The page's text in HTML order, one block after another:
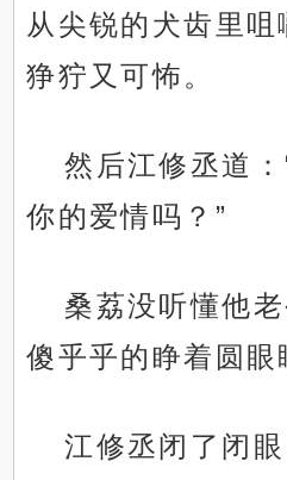
从尖锐的犬齿里
狰狞又可怖。
然后江修丞道
你的爱情吗？”
桑荔没听懂他
傻乎乎的睁着圆眼
江修丞闭了闭